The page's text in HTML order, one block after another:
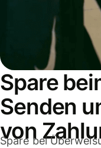
Spare
Senden
von
Spare bei